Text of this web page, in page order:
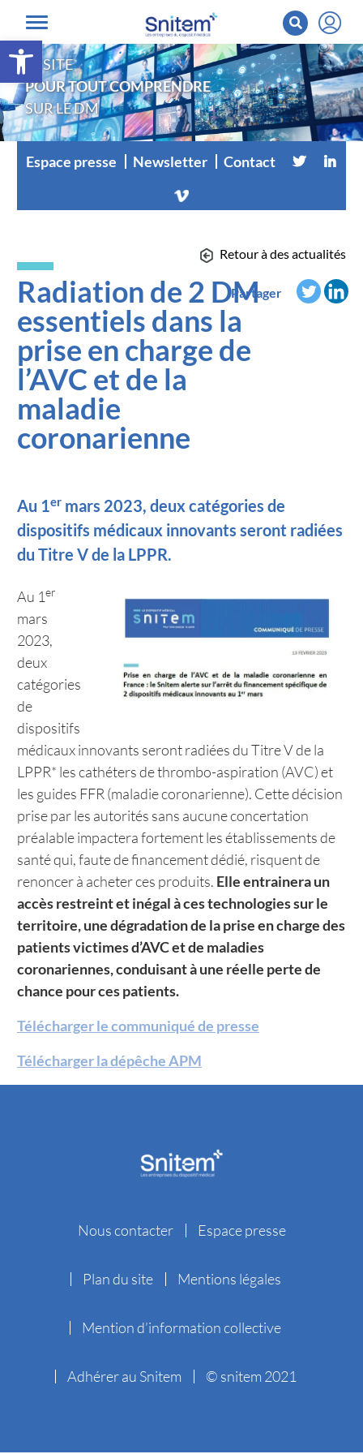
Ouvrir la barre d’outils
LE SITE
POUR TOUT COMPRENDRE
SUR LE DM
Espace presse Newsletter Contact
Radiation de 2 DM
essentiels dans la
prise en charge de
l’AVC et de la
maladie
coronarienne
Retour à des actualités
Partager
Au 1er mars 2023, deux catégories de
dispositifs médicaux innovants seront radiées
du Titre V de la LPPR.
Au 1er
mars
2023,
deux
catégories
de
dispositifs
médicaux innovants seront radiées du Titre V de la
LPPR* les cathéters de thrombo-aspiration (AVC) et
les guides FFR (maladie coronarienne). Cette décision
prise par les autorités sans aucune concertation
préalable impactera fortement les établissements de
santé qui, faute de financement dédié, risquent de
renoncer à acheter ces produits. Elle entrainera un
accès restreint et inégal à ces technologies sur le
territoire, une dégradation de la prise en charge des
patients victimes d’AVC et de maladies
coronariennes, conduisant à une réelle perte de
chance pour ces patients.
Télécharger le communiqué de presse
Télécharger la dépêche APM
Nous contacter Espace presse
Plan du site Mentions légales
Mention d’information collective
Adhérer au Snitem © snitem 2021